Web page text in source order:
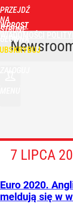
PRZEJDŹ
NA
STRONĘ
GŁÓWNĄ
WPROST
7 LIPCA
Euro 2020.
meldują się w